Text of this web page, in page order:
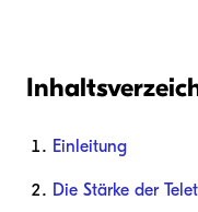
Einleitung
Die Stärke der